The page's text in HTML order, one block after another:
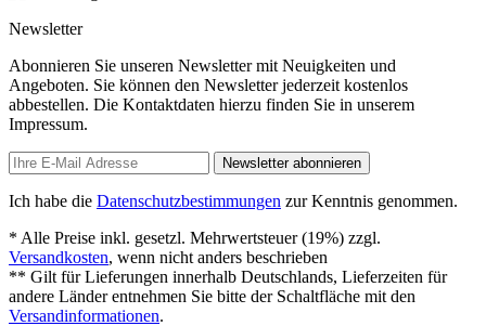
Newsletter
Abonnieren Sie unseren Newsletter mit Neuigkeiten und
Angeboten. Sie können den Newsletter jederzeit kostenlos
abbestellen. Die Kontaktdaten hierzu finden Sie in unserem
Impressum.
Newsletter abonnieren
Ich habe die Datenschutzbestimmungen zur Kenntnis genommen.
* Alle Preise inkl. gesetzl. Mehrwertsteuer (19%) zzgl.
Versandkosten, wenn nicht anders beschrieben
** Gilt für Lieferungen innerhalb Deutschlands, Lieferzeiten für
andere Länder entnehmen Sie bitte der Schaltfläche mit den
Versandinformationen.